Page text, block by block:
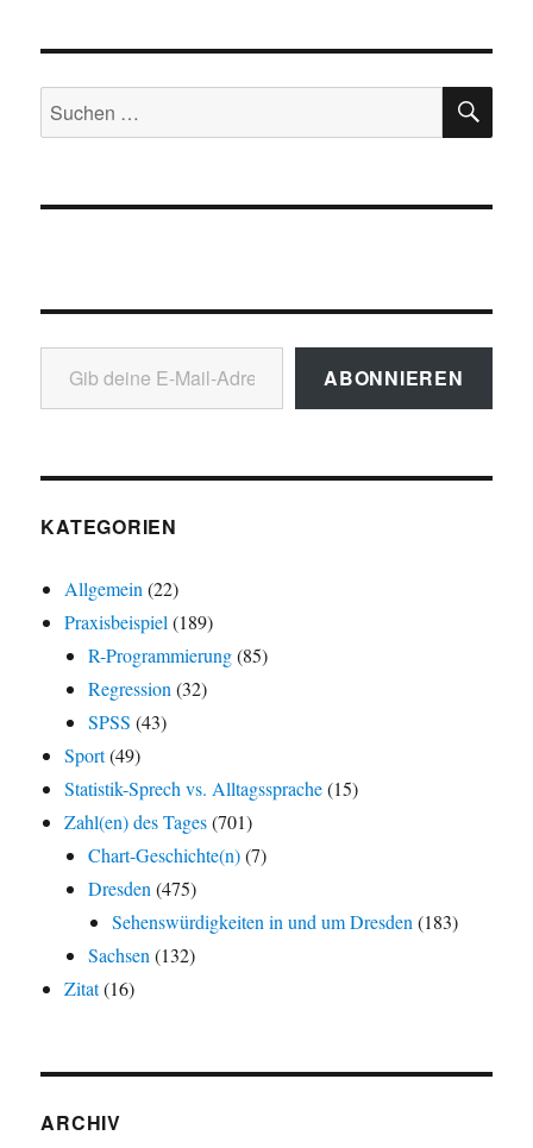
Suchen
nach:
Gib deine E-Mail-Adresse ein ...
ABONNIEREN
KATEGORIEN
Allgemein (22)
Praxisbeispiel (189)
R-Programmierung(85)
Regression (32)
SPSS (43)
Sport(49)
Statistik-Sprech vs. Alltagssprache(15)
Zahl(en) des Tages(701)
Chart-Geschichte(n)(7)
Dresden (475)
Sehenswürdigkeiten in und um Dresden (183)
Sachsen (132)
Zitat(16)
ARCHIV